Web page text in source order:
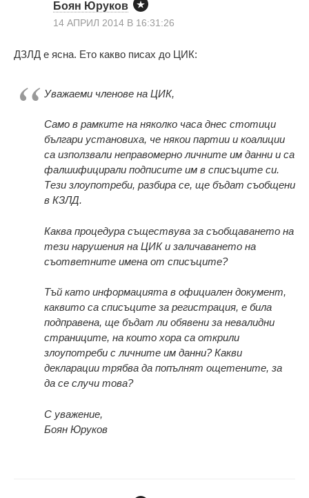
Боян Юруков
14 АПРИЛ 2014 В 16:31:26
ДЗЛД е ясна. Ето какво писах до ЦИК:
Уважаеми членове на ЦИК,
Само в рамките на няколко часа днес стотици
българи установиха, че някои партии и коалиции
са използвали неправомерно личните им данни и са
фалшифицирали подписите им в списъците си.
Тези злоупотреби, разбира се, ще бъдат съобщени
в КЗЛД.
Каква процедура съществува за съобщаването на
тези нарушения на ЦИК и заличаването на
съответните имена от списъците?
Тъй като информацията в официален документ,
каквито са списъците за регистрация, е била
подправена, ще бъдат ли обявени за невалидни
страниците, на които хора са открили
злоупотреби с личните им данни? Какви
декларации трябва да попълнят ощетените, за
да се случи това?
С уважение,
Боян Юруков